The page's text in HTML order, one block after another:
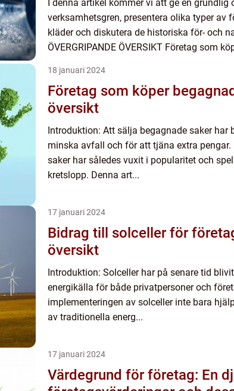
I denna artikel kommer vi att ge en grundlig
verksamhetsgren, presentera olika typer av
kläder och diskutera de historiska för- och
ÖVERGRIPANDE ÖVERSIKT Företag som
18 januari 2024
Företag som köper
översikt
Introduktion: Att sälja begagnade saker
minska avfall och för att tjäna extra
saker har således vuxit i popularitet och
kretslopp. Denna art...
17 januari 2024
Bidrag till solceller för
översikt
Introduktion: Solceller har på senare tid
energikälla för både privatpersoner och
implementeringen av solceller inte bara
av traditionella energ...
17 januari 2024
Värdegrund för företag: En